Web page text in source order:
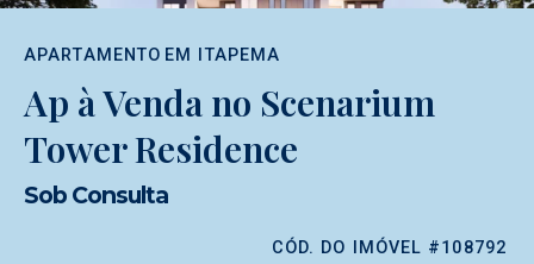
APARTAMENTO EM ITAPEMA
Ap à Venda no Scenarium
Tower Residence
Sob Consulta
CÓD. DO IMÓVEL #108792